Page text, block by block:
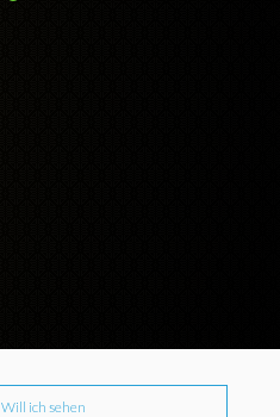
Will ich sehen